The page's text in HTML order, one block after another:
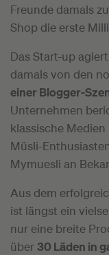
Freunde damals
Shop die erste
Das Start-up
damals von den
einer Blogger-
Unternehmen
klassische
Müsli-
Mymuesli an
Aus dem
ist längst ein
nur eine breite
über30 Läden in